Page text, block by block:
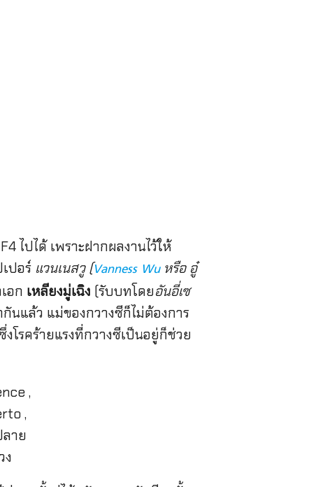
ไปได้ เพราะฝากผลงานไว้ให้
ปอร์ แวนเนสวู (Vanness Wuหรือ อู๋
อก เหลียงมู่เฉิง (รับบทโดยอันอี่เซ
นแล้ว แม่ของกวางซีก็ไม่ต้องการ
รคร้ายแรงที่กวางซีเป็นอยู่ก็ช่วย